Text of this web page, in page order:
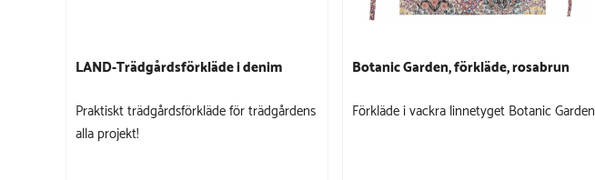
LAND-Trädgårdsförkläde i denim
Praktiskt trädgårdsförkläde för trädgårdens
alla projekt!
Botanic Garden, förkläde, rosabrun
Förkläde i vackra linnetyget Botanic Garden